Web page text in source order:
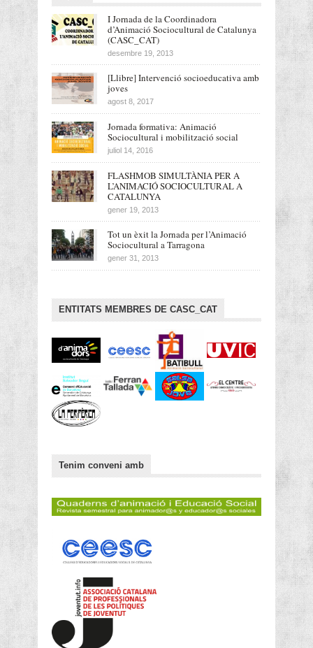
I Jornada de la Coordinadora
d’Animació Sociocultural de Catalunya
(CASC_CAT)
desembre 19, 2013
[Llibre] Intervenció socioeducativa amb
joves
agost 8, 2017
Jornada formativa: Animació
Sociocultural i mobilització social
juliol 14, 2016
FLASHMOB SIMULTÀNIA PER A
L’ANIMACIÓ SOCIOCULTURAL A
CATALUNYA
gener 19, 2013
Tot un èxit la Jornada per l’Animació
Sociocultural a Tarragona
gener 31, 2013
ENTITATS MEMBRES DE CASC_CAT
Tenim conveni amb